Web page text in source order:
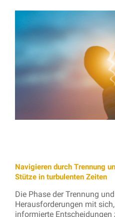
Navigieren durch Trennung
Stütze in turbulenten Zeiten
Die Phase der Trennung
Herausforderungen mit
informierte Entscheidungen